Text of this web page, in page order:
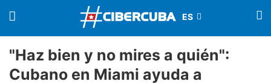
"Haz bien y no mires a quién":
Cubano en Miami ayuda a